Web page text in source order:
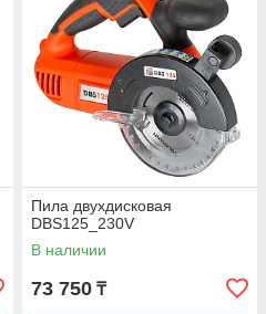
Пила двухдисковая
DBS125_230V
В наличии
73 750 ₸